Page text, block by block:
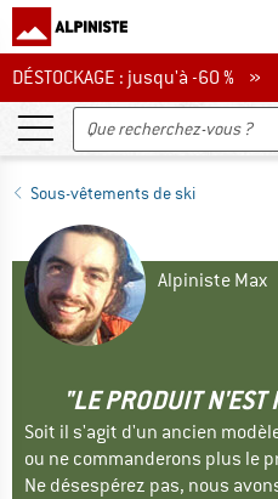
DÉSTOCKAGE : jusqu'à -60 %
DÉSTOCKAGE : jusqu'à -60 % »
Sous-vêtements de ski
Alpiniste Max
"LE PRODUIT
Soit il s'agit d'un ancien
ou ne commanderons plus le
Ne désespérez pas, nous